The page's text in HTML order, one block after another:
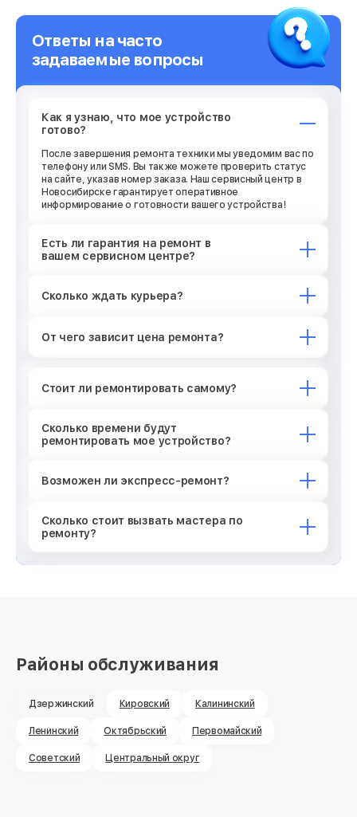
Ответы на часто
задаваемые вопросы
Как я узнаю, что мое устройство
готово?
После завершения ремонта техники мы уведомим вас по
телефону или SMS. Вы также можете проверить статус
на сайте, указав номер заказа. Наш сервисный центр в
Новосибирске гарантирует оперативное
информирование о готовности вашего устройства!
Есть ли гарантия на ремонт в
вашем сервисном центре?
Сколько ждать курьера?
От чего зависит цена ремонта?
Стоит ли ремонтировать самому?
Сколько времени будут
ремонтировать мое устройство?
Возможен ли экспресс-ремонт?
Сколько стоит вызвать мастера по
ремонту?
Районы обслуживания
Дзержинский Кировский Калининский
Ленинский Октябрьский Первомайский
Советский Центральный округ